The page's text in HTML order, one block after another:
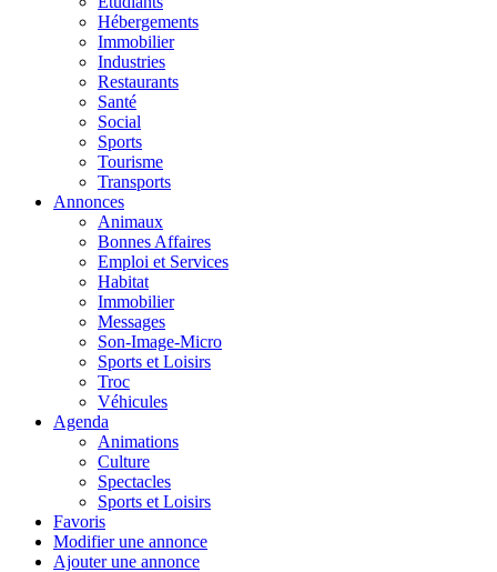
Hébergements
Immobilier
Industries
Restaurants
Santé
Social
Sports
Tourisme
Transports
Annonces
Animaux
Bonnes Affaires
Emploi et Services
Habitat
Immobilier
Messages
Son-Image-Micro
Sports et Loisirs
Troc
Véhicules
Agenda
Animations
Culture
Spectacles
Sports et Loisirs
Favoris
Modifier une annonce
Ajouter une annonce